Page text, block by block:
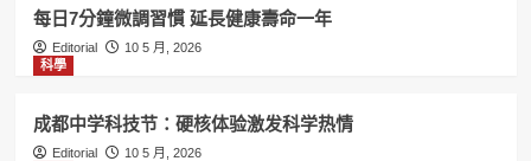
每日7分鐘微調習慣 延長健康壽命一年
Editorial
10 5 月, 2026
科學
成都中学科技节：硬核体验激发科学热情
Editorial
10 5 月, 2026